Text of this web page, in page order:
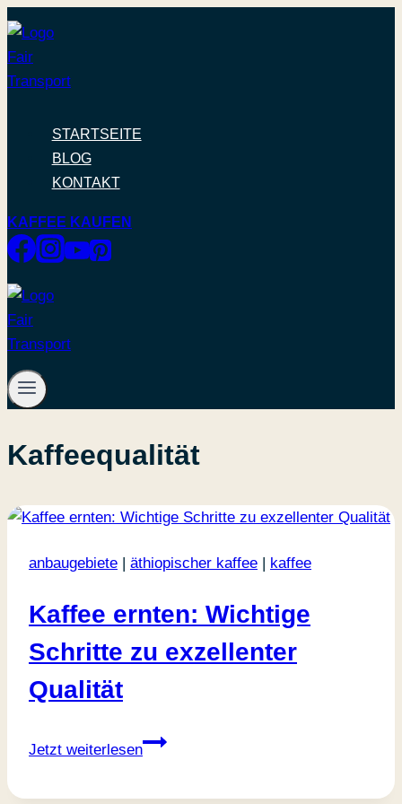
Zum
Inhalt
springen
STARTSEITE
BLOG
KONTAKT
KAFFEE KAUFEN
Kaffeequalität
anbaugebiete | äthiopischer kaffee | kaffee
Kaffee ernten: Wichtige
Schritte zu exzellenter
Qualität
Jetzt weiterlesen
Kaffee